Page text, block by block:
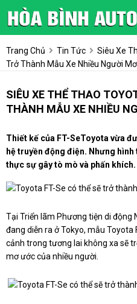
Trang Chủ Tin Tức
Siêu Xe
Trở Thành Mẫu Xe Nhiều Người
SIÊU XE THỂ THAO
THÀNH MẪU XE NHIỀU
Thiết kế của FT-SeToyota vừa
hệ truyền động điện. Nhưng
thực sự gây tò mò và phấn khích.
Tại Triển lãm Phương tiện di động
đang diễn ra ở Tokyo, mẫu Toyota
cảnh trong tương lai không xa sẽ
mơ ước của nhiều người.